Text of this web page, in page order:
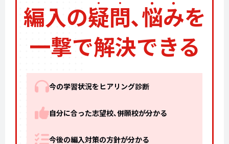
編入の疑問､悩みを
一撃で解決できる
今の学習状況をヒアリング診断
自分に合った志望校､併願校が分かる
今後の編入対策の方針が分かる